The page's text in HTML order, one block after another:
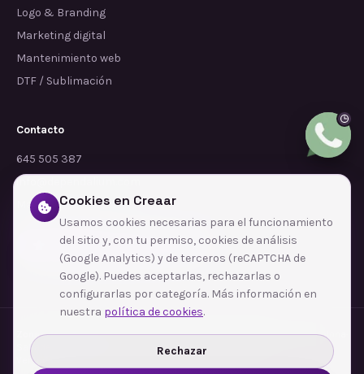
Logo & Branding
Marketing digital
Mantenimiento web
DTF / Sublimación
Contacto
645 505 387
info@dependalium.com
Mataró (Barcelona)
Déjanos tu reseña en Google
Zonas de cobertura·Barcelona·L'Hospitalet de Llobregat·Terrassa·Badalona
Sabadell
Santa Coloma de Gramenet
Ver todas las zonas →
Cookies en Creaar
Usamos cookies necesarias para el funcionamiento
del sitio y, con tu permiso, cookies de análisis
(Google Analytics) y de terceros (reCAPTCHA de
Google). Puedes aceptarlas, rechazarlas o
configurarlas por categoría. Más información en
nuestra política de cookies.
Rechazar